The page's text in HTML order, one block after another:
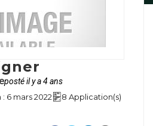
posté il y a 4 ans
6 mars 2022
8 Application(s)